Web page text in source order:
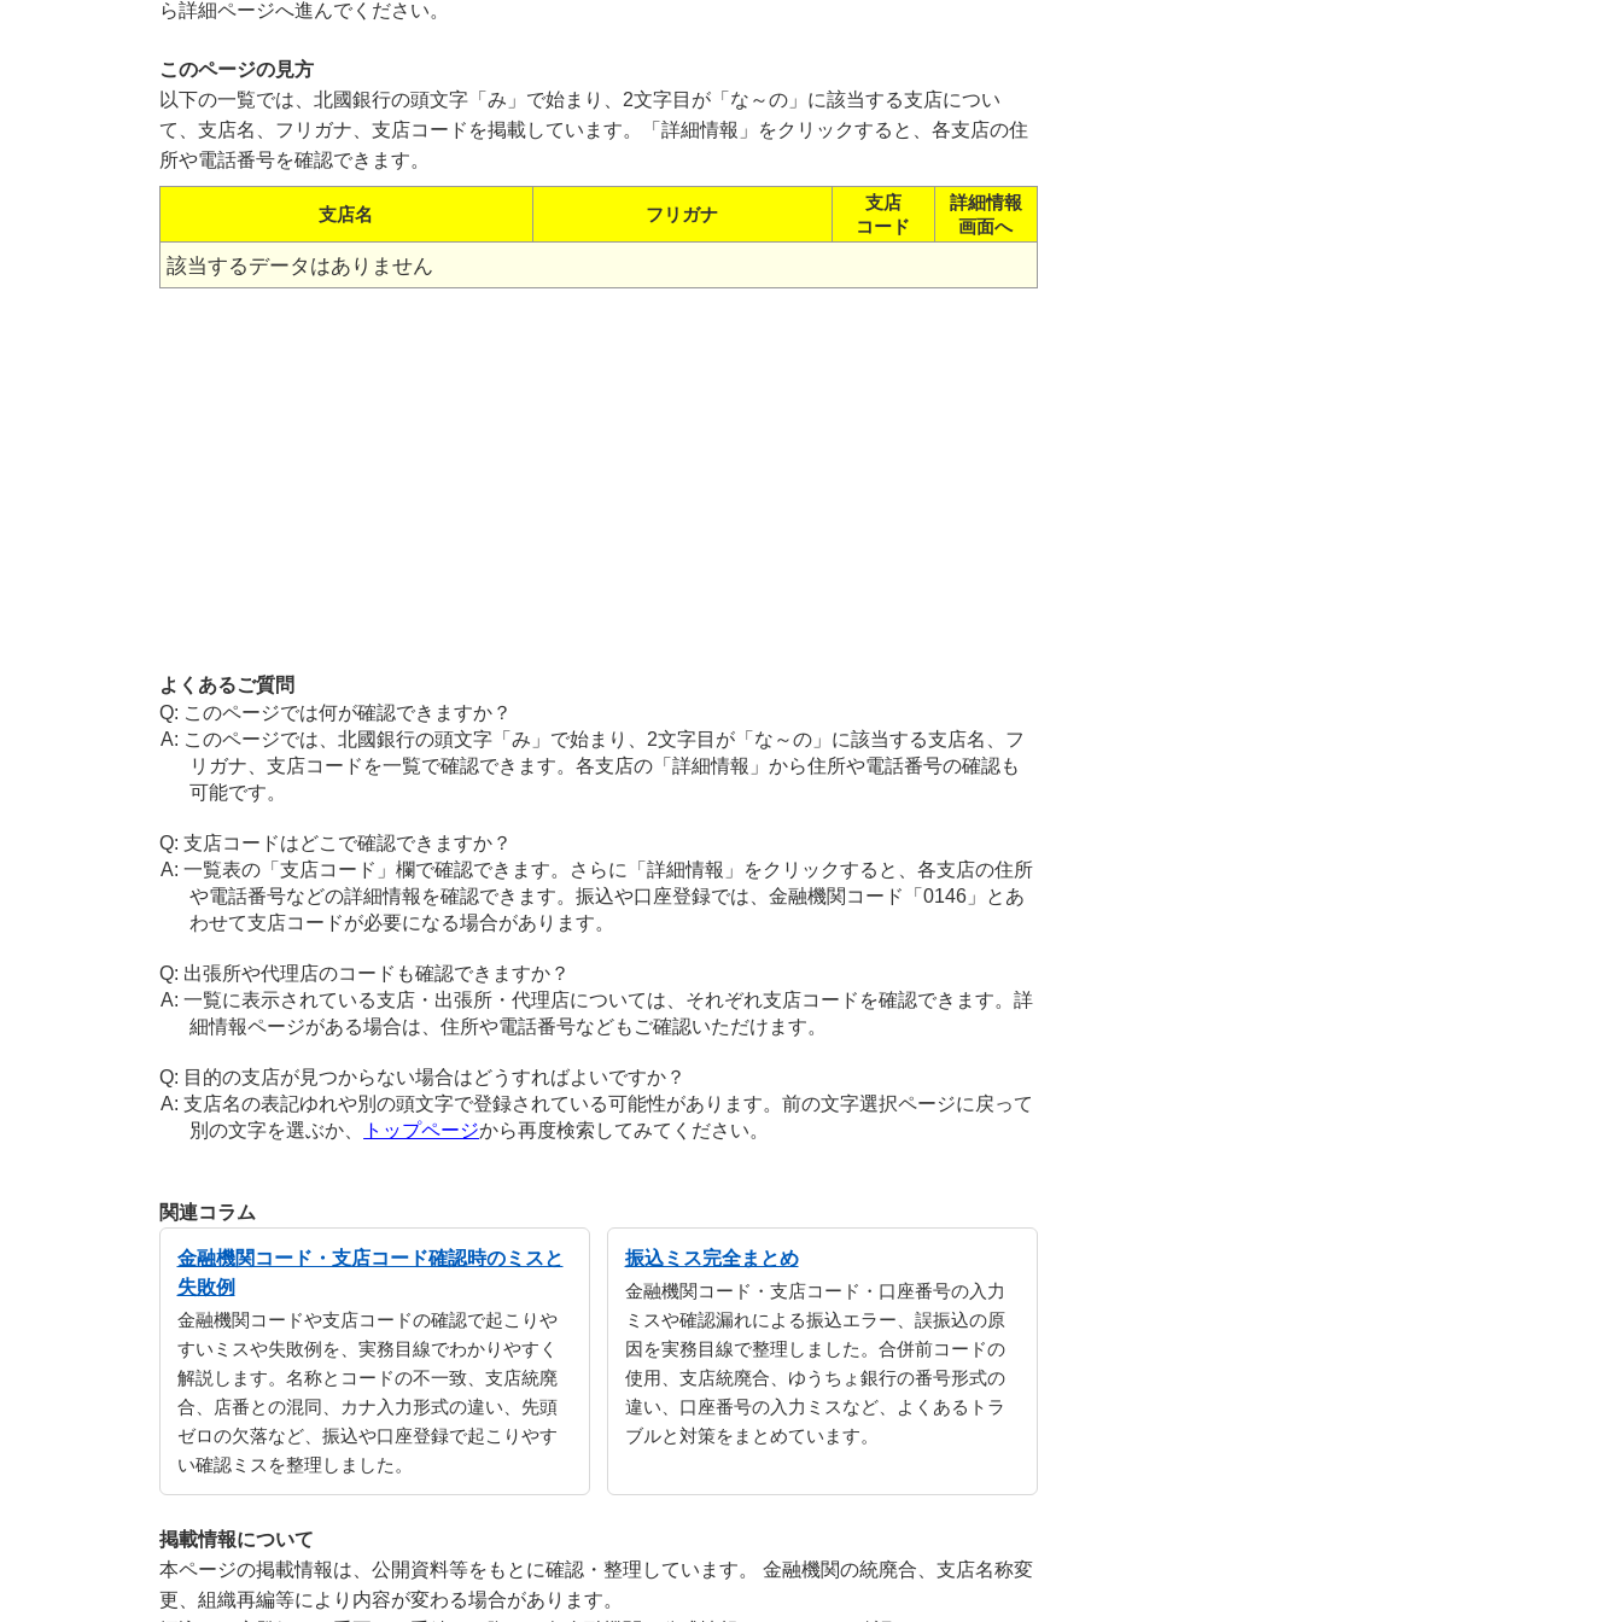
ら詳細ページへ進んでください。
このページの見方
以下の一覧では、北國銀行の頭文字「み」で始まり、2文字目が「な～の」に該当する支店につい
て、支店名、フリガナ、支店コードを掲載しています。「詳細情報」をクリックすると、各支店の住
所や電話番号を確認できます。
支店名 フリガナ
支店
コード
詳細情報
画面へ
該当するデータはありません
よくあるご質問
このページでは何が確認できますか？
このページでは、北國銀行の頭文字「み」で始まり、2文字目が「な～の」に該当する支店名、フ
リガナ、支店コードを一覧で確認できます。各支店の「詳細情報」から住所や電話番号の確認も
可能です。
支店コードはどこで確認できますか？
一覧表の「支店コード」欄で確認できます。さらに「詳細情報」をクリックすると、各支店の住所
や電話番号などの詳細情報を確認できます。振込や口座登録では、金融機関コード「0146」とあ
わせて支店コードが必要になる場合があります。
出張所や代理店のコードも確認できますか？
一覧に表示されている支店・出張所・代理店については、それぞれ支店コードを確認できます。詳
細情報ページがある場合は、住所や電話番号などもご確認いただけます。
目的の支店が見つからない場合はどうすればよいですか？
支店名の表記ゆれや別の頭文字で登録されている可能性があります。前の文字選択ページに戻って
別の文字を選ぶか、
トップページから再度検索してみてください。
関連コラム
金融機関コード・支店コード確認時のミスと
失敗例
金融機関コードや支店コードの確認で起こりや
すいミスや失敗例を、実務目線でわかりやすく
解説します。名称とコードの不一致、支店統廃
合、店番との混同、カナ入力形式の違い、先頭
ゼロの欠落など、振込や口座登録で起こりやす
い確認ミスを整理しました。
振込ミス完全まとめ
金融機関コード・支店コード・口座番号の入力
ミスや確認漏れによる振込エラー、誤振込の原
因を実務目線で整理しました。合併前コードの
使用、支店統廃合、ゆうちょ銀行の番号形式の
違い、口座番号の入力ミスなど、よくあるトラ
ブルと対策をまとめています。
掲載情報について
本ページの掲載情報は、公開資料等をもとに確認・整理しています。 金融機関の統廃合、支店名称変
更、組織再編等により内容が変わる場合があります。